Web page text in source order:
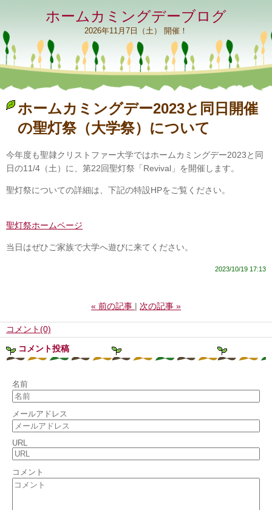
ホームカミングデーブログ
2026年11月7日（土） 開催！
ホームカミングデー2023と同日開催
の聖灯祭（大学祭）について
今年度も聖隷クリストファー大学ではホームカミングデー2023と同
日の11/4（土）に、第22回聖灯祭「Revival」を開催します。
聖灯祭についての詳細は、下記の特設HPをご覧ください。
聖灯祭ホームページ
当日はぜひご家族で大学へ遊びに来てください。
2023/10/19 17:13
« 前の記事 次の記事 »
コメント(0)
コメント投稿
名前
メールアドレス
URL
コメント